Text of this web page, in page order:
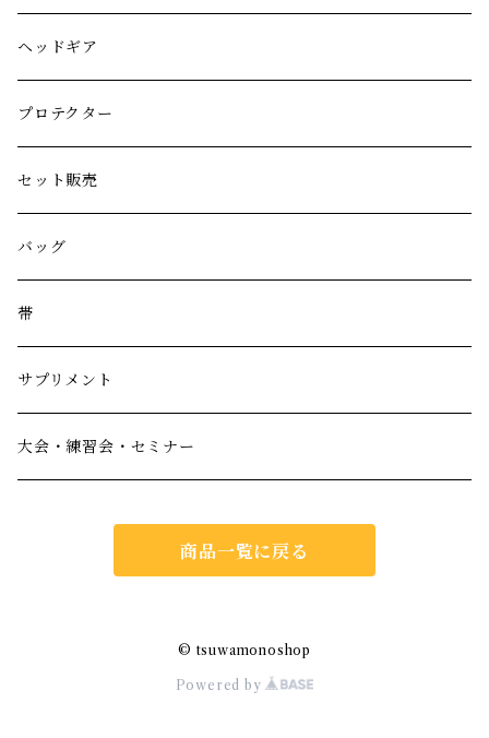
ヘッドギア
プロテクター
セット販売
バッグ
帯
サプリメント
大会・練習会・セミナー
商品一覧に戻る
© tsuwamonoshop
Powered by